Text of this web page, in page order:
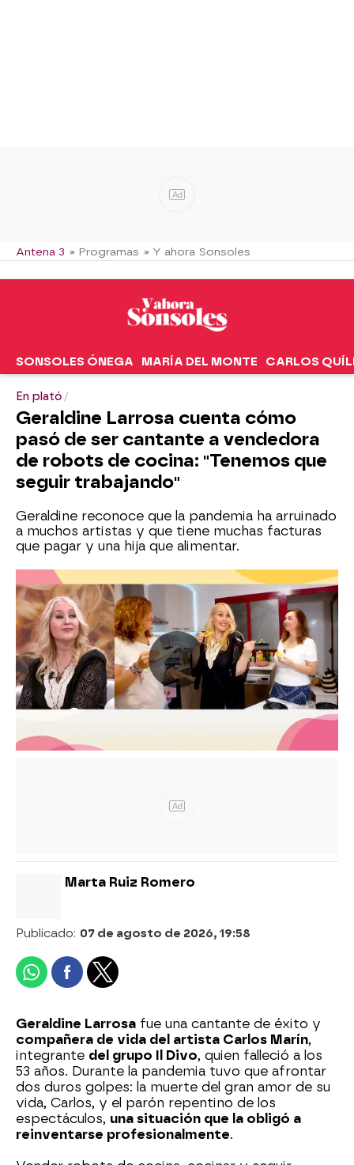
Ad
Antena 3 » Programas » Y ahora Sonsoles